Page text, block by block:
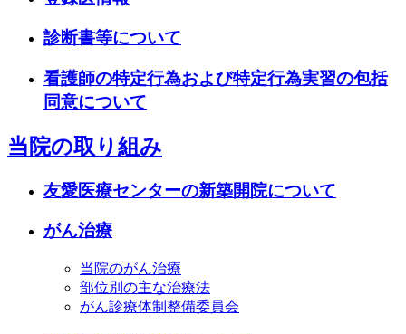
診断書等について
看護師の特定行為および特定行為実習の包括
同意について
当院の取り組み
友愛医療センターの新築開院について
がん治療
当院のがん治療
部位別の主な治療法
がん診療体制整備委員会